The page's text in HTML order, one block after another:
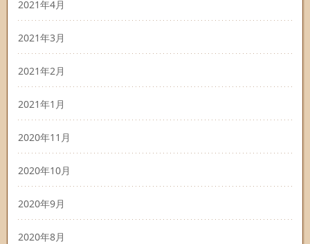
2021年4月
2021年3月
2021年2月
2021年1月
2020年11月
2020年10月
2020年9月
2020年8月